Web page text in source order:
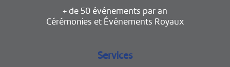
+ de 50 événements par an
Cérémonies et Événements Royaux
Services